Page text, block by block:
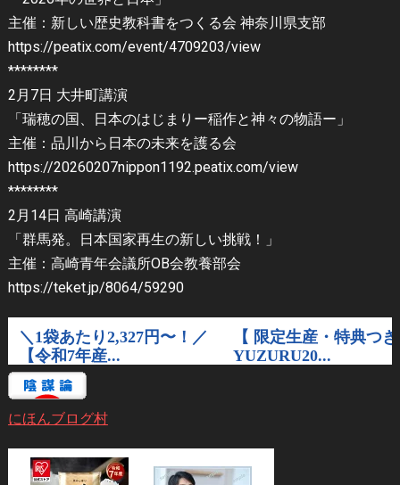
主催：新しい歴史教科書をつくる会 神奈川県支部
https://peatix.com/event/4709203/view
********
2月7日 大井町講演
「瑞穂の国、日本のはじまりー稲作と神々の物語ー」
主催：品川から日本の未来を護る会
https://20260207nippon1192.peatix.com/view
********
2月14日 高崎講演
「群馬発。日本国家再生の新しい挑戦！」
主催：高崎青年会議所OB会教養部会
https://teket.jp/8064/59290
にほんブログ村